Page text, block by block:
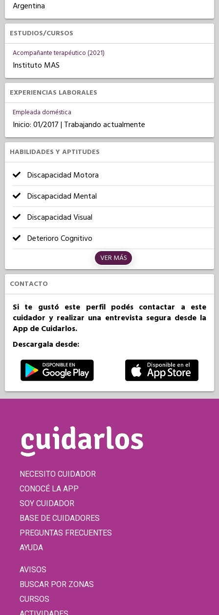
Argentina
ESTUDIOS/CURSOS
Acompañante terapéutico (2021)
Instituto MAS
EXPERIENCIAS LABORALES
Empleada doméstica
Inicio: 01/2017 | Trabajando actualmente
HABILIDADES Y APTITUDES
Discapacidad Motora
Discapacidad Mental
Discapacidad Visual
Deterioro Cognitivo
VER MÁS
CONTACTO
Si te gustó este perfil podés contactar a este
cuidador y realizar una entrevista segura desde la
App de Cuidarlos.
Descargala desde:
NECESITO CUIDADOR
CONOCÉ LA APP
SOY CUIDADOR
BASE DE CUIDADORES
PREGUNTAS FRECUENTES
AYUDA
AVISOS
BUSCAR POR ZONAS
CURSOS